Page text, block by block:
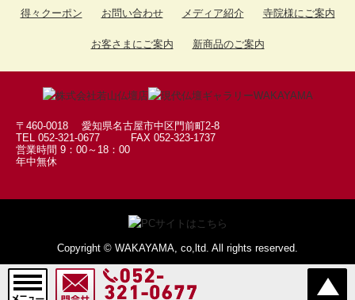
ソウルジュエリー->(247)
お葬儀の時のお品(1)
お盆用品(3)
(1)
得々クーポン お問い合わせ メディア紹介 寺院様にご案内
お客さまにご案内 新商品のご案内
〒460-0018 愛知県名古屋市中区門前町2-8
TEL 052-321-0677 FAX 052-323-1737
営業時間 9：00～18：00
年中無休
Copyright © WAKAYAMA, co,ltd. All rights reserved.